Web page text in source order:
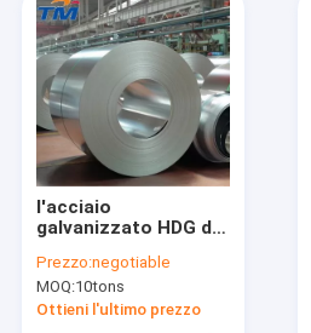
l'acciaio
galvanizzato HDG di
zinco Z275 ricoperto
Prezzo:negotiable
MOQ:10tons
Ottieni l'ultimo prezzo